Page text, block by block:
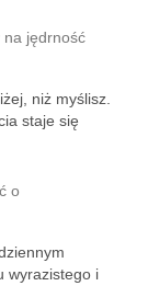
na jędrność
niż myślisz.
staje się
o
wyrazistego i